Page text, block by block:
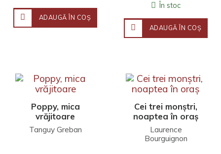
ADAUGĂ ÎN COŞ
În stoc
ADAUGĂ ÎN COŞ
Poppy, mica
vrăjitoare
Tanguy Greban
Cei trei monștri,
noaptea în oraș
Laurence
Bourguignon